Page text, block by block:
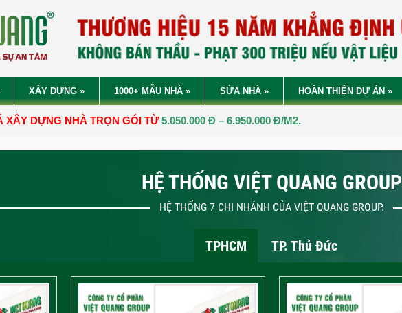
XÂY DỰNG » 1000+ MẪU NHÀ » SỬA NHÀ » HOÀN THIỆN DỰ ÁN »
GÓI TỪ5.050.000 Đ – 6.950.000 Đ/M2.
HỆ THỐNG VIỆT QUANG GROUP
HỆ THỐNG 7 CHI NHÁNH CỦA VIỆT QUANG GROUP.
TPHCM TP. Thủ Đức